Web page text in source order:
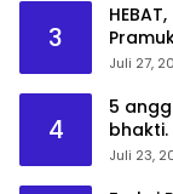
3
Juli 27,
4
5
bhakti.
Juli 23,